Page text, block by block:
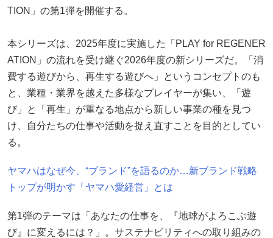
TION」の第1弾を開催する。
本シリーズは、2025年度に実施した「PLAY for REGENER
ATION」の流れを受け継ぐ2026年度の新シリーズだ。「消
費する遊びから、再生する遊びへ」というコンセプトのも
と、業種・業界を越えた多様なプレイヤーが集い、「遊
び」と「再生」が重なる地点から新しい事業の種を見つ
け、自分たちの仕事や活動を捉え直すことを目的としてい
る。
ヤマハはなぜ今、“ブランド”を語るのか…新ブランド戦略
トップが明かす「ヤマハ愛経営」とは
第1弾のテーマは「あなたの仕事を、『地球がよろこぶ遊
び』に変えるには？」。サステナビリティへの取り組みの